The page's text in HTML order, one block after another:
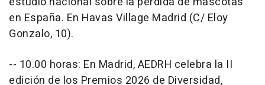
en España. En Havas Village Madrid (C/ Eloy
Gonzalo, 10).
-- 10.00 horas: En Madrid, AEDRH celebra la II
edición de los Premios 2026 de Diversidad,